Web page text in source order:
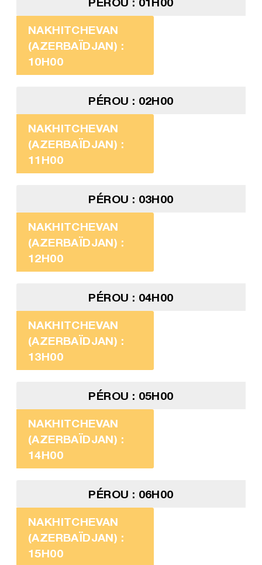
NAKHITCHEVAN
(AZERBAÏDJAN) :
10H00
PÉROU : 02H00
NAKHITCHEVAN
(AZERBAÏDJAN) :
11H00
PÉROU : 03H00
NAKHITCHEVAN
(AZERBAÏDJAN) :
12H00
PÉROU : 04H00
NAKHITCHEVAN
(AZERBAÏDJAN) :
13H00
PÉROU : 05H00
NAKHITCHEVAN
(AZERBAÏDJAN) :
14H00
PÉROU : 06H00
NAKHITCHEVAN
(AZERBAÏDJAN) :
15H00